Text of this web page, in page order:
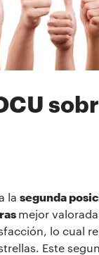
la segunda
mejor
lo cual
Este